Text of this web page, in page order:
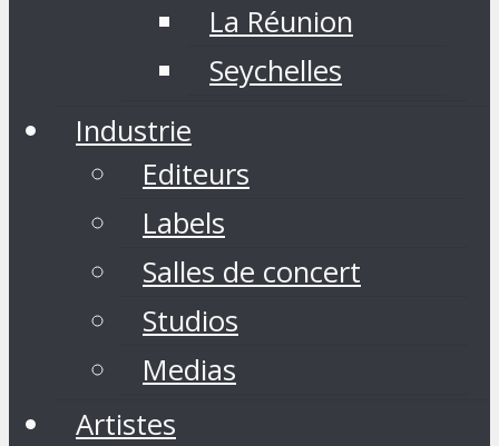
La Réunion
Seychelles
Industrie
Editeurs
Labels
Salles de concert
Studios
Medias
Artistes